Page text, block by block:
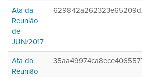
Ata da
Reunião
de
JUN/2017
Ata da
Reunião